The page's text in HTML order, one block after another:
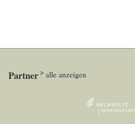
Partner alle anzeigen